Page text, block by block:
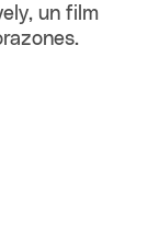
un film